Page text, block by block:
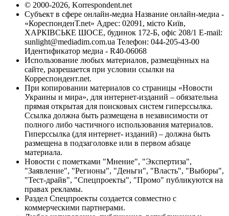
© 2000-2026, Korrespondent.net
Субъект в сфере онлайн-медиа Название онлайн-медиа -
«КореспонденТ.net» Адрес: 02091, місто Київ,
ХАРКІВСЬКЕ ШОСЕ, будинок 172-Б, офіс 208/1 E-mail:
sunlight@mediadim.com.ua Телефон: 044-205-43-00
Идентификатор медиа - R40-06068
Использование любых материалов, размещённых на
сайте, разрешается при условии ссылки на
Корреспондент.net.
При копировании материалов со страницы «Новости
Украины и мира», для интернет-изданий – обязательна
прямая открытая для поисковых систем гиперссылка.
Ссылка должна быть размещена в независимости от
полного либо частичного использования материалов.
Гиперссылка (для интернет- изданий) – должна быть
размещена в подзаголовке или в первом абзаце
материала.
Новости с пометками "Мнение", "Экспертиза",
"Заявление", "Регионы", "Деньги", "Власть", "Выборы",
"Тест-драйв", "Спецпроекты", "Промо" публикуются на
правах рекламы.
Раздел Спецпроекты создается совместно с
коммерческими партнерами.